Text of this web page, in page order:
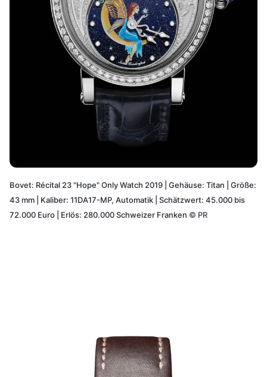
Bovet: Récital 23 "Hope" Only Watch 2019 | Gehäuse: Titan | Größe:
43 mm | Kaliber: 11DA17-MP, Automatik | Schätzwert: 45.000 bis
72.000 Euro | Erlös: 280.000 Schweizer Franken © PR